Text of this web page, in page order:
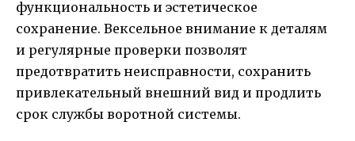
функциональность и эстетическое
сохранение. Вексельное внимание к деталям
и регулярные проверки позволят
предотвратить неисправности, сохранить
привлекательный внешний вид и продлить
срок службы воротной системы.